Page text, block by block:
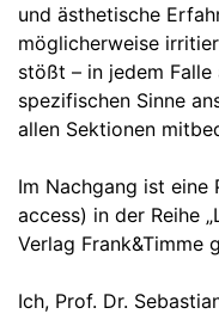
und ästhetische
möglicherweise
stößt – in jedem
spezifischen Sinne
allen Sektionen
Im Nachgang ist
access) in der Reihe
Verlag Frank&Timme
Ich, Prof. Dr.